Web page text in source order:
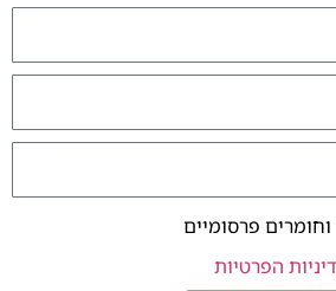
פרסומיים
הפרטיות